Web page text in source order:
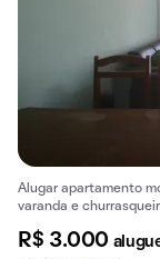
Alugar apartamento
varanda e
R$ 3.000